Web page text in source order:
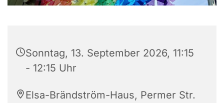
Sonntag, 13. September 2026, 11:15
- 12:15 Uhr
Elsa-Brändström-Haus, Permer Str.